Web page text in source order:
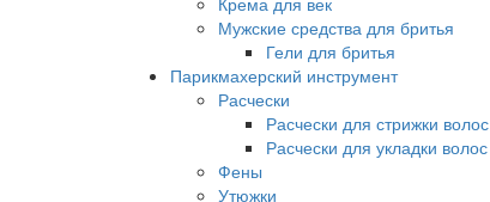
Мужские средства для бритья
Гели для бритья
Парикмахерский инструмент
Расчески
Расчески для стрижки волос
Расчески для укладки волос
Фены
Утюжки